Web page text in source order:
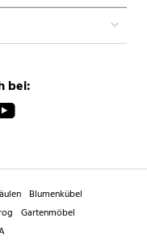
bei:
Blumenkübel
Gartenmöbel